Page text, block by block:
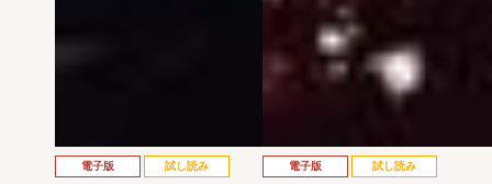
電子版 試し読み 電子版 試し読み